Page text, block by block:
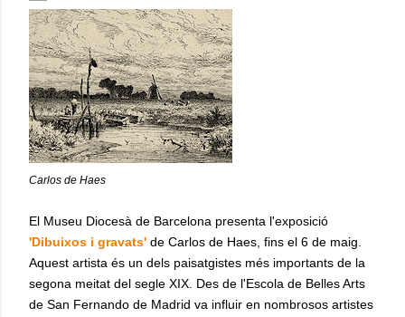
Carlos de Haes
El Museu Diocesà de Barcelona presenta l'exposició
'Dibuixos i gravats' de Carlos de Haes, fins el 6 de maig.
Aquest artista és un dels paisatgistes més importants de la
segona meitat del segle XIX. Des de l'Escola de Belles Arts
de San Fernando de Madrid va influir en nombrosos artistes